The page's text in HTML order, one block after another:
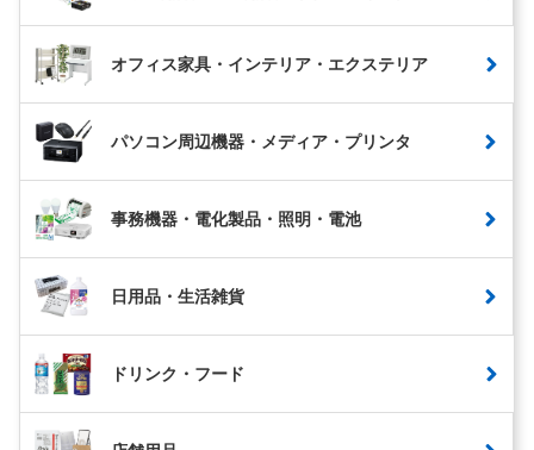
オフィス家具・インテリア・エクステリア
パソコン周辺機器・メディア・プリンタ
事務機器・電化製品・照明・電池
日用品・生活雑貨
ドリンク・フード